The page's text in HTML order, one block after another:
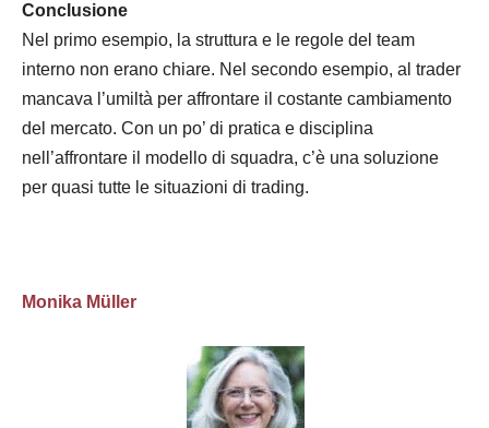
Conclusione
Nel primo esempio, la struttura e le regole del team
interno non erano chiare. Nel secondo esempio, al trader
mancava l’umiltà per affrontare il costante cambiamento
del mercato. Con un po’ di pratica e disciplina
nell’affrontare il modello di squadra, c’è una soluzione
per quasi tutte le situazioni di trading.
Monika Müller